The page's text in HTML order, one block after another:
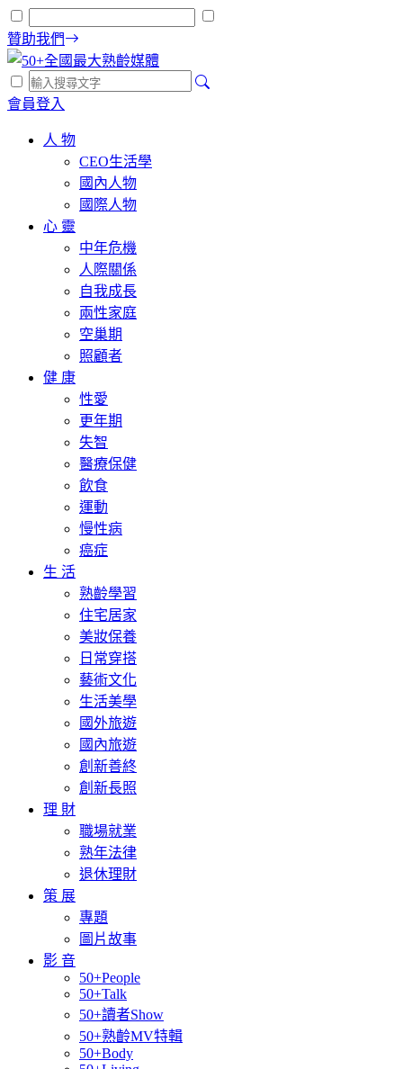
贊助我們
會員登入
人 物
CEO生活學
國內人物
國際人物
心 靈
中年危機
人際關係
自我成長
兩性家庭
空巢期
照顧者
健 康
性愛
更年期
失智
醫療保健
飲食
運動
慢性病
癌症
生 活
熟齡學習
住宅居家
美妝保養
日常穿搭
藝術文化
生活美學
國外旅遊
國內旅遊
創新善終
創新長照
理 財
職場就業
熟年法律
退休理財
策 展
專題
圖片故事
影 音
50+People
50+Talk
50+讀者Show
50+熟齡MV特輯
50+Body